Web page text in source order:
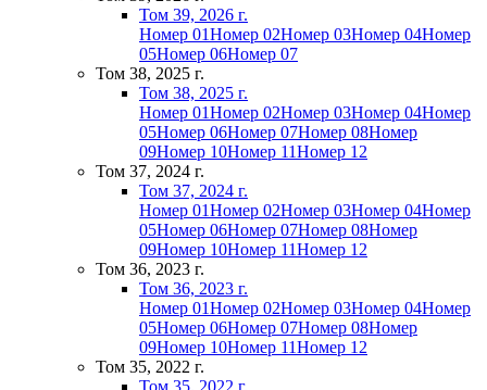
Том 39, 2026 г.
Номер 01Номер 02Номер 03Номер 04Номер
05Номер 06Номер 07
Том 38, 2025 г.
Том 38, 2025 г.
Номер 01Номер 02Номер 03Номер 04Номер
05Номер 06Номер 07Номер 08Номер
09Номер 10Номер 11Номер 12
Том 37, 2024 г.
Том 37, 2024 г.
Номер 01Номер 02Номер 03Номер 04Номер
05Номер 06Номер 07Номер 08Номер
09Номер 10Номер 11Номер 12
Том 36, 2023 г.
Том 36, 2023 г.
Номер 01Номер 02Номер 03Номер 04Номер
05Номер 06Номер 07Номер 08Номер
09Номер 10Номер 11Номер 12
Том 35, 2022 г.
Том 35, 2022 г.